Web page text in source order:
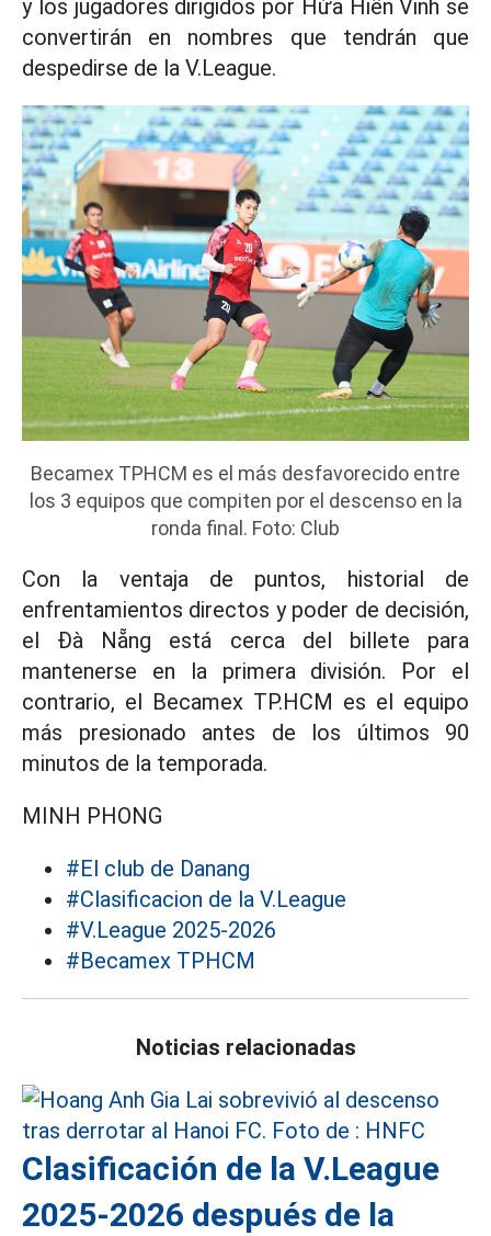
y los jugadores dirigidos por Hứa Hiền Vinh se
convertirán en nombres que tendrán que
despedirse de la V.League.
Becamex TPHCM es el más desfavorecido entre
los 3 equipos que compiten por el descenso en la
ronda final. Foto: Club
Con la ventaja de puntos, historial de
enfrentamientos directos y poder de decisión,
el Đà Nẵng está cerca del billete para
mantenerse en la primera división. Por el
contrario, el Becamex TP.HCM es el equipo
más presionado antes de los últimos 90
minutos de la temporada.
MINH PHONG
#El club de Danang
#Clasificacion de la V.League
#V.League 2025-2026
#Becamex TPHCM
Noticias relacionadas
Clasificación de la V.League
2025-2026 después de la